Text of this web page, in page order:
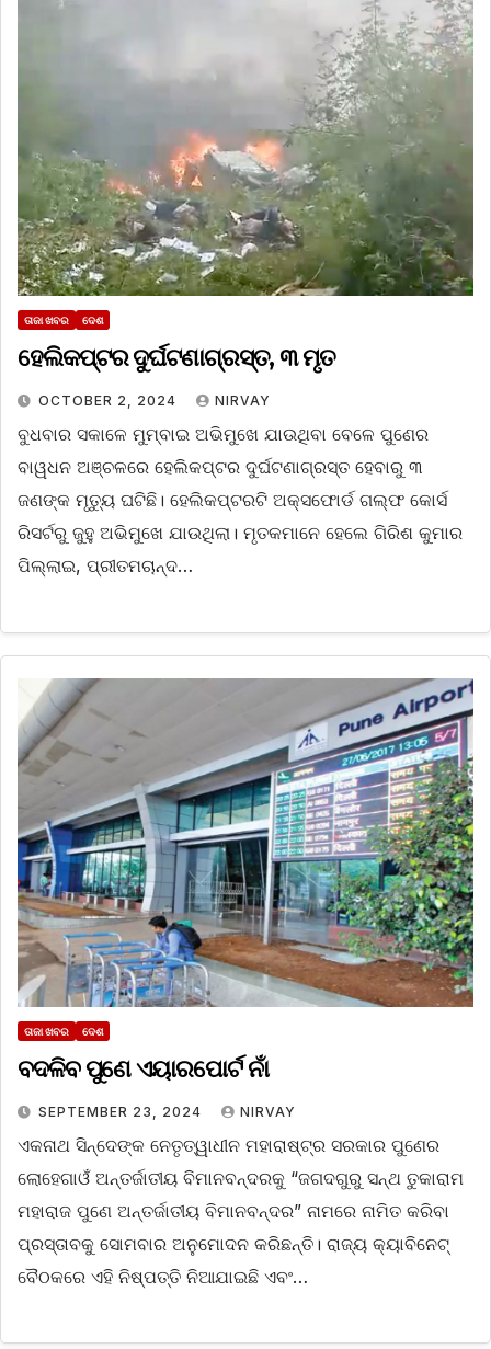
ତାଜା ଖବର ଦେଶ
ହେଲିକପ୍ଟର ଦୁର୍ଘଟଣାଗ୍ରସ୍ତ, ୩ ମୃତ
OCTOBER 2, 2024 NIRVAY
ବୁଧବାର ସକାଳେ ମୁମ୍ବାଇ ଅଭିମୁଖେ ଯାଉଥିବା ବେଳେ ପୁଣେର
ବାୱଧନ ଅଞ୍ଚଳରେ ହେଲିକପ୍ଟର ଦୁର୍ଘଟଣାଗ୍ରସ୍ତ ହେବାରୁ ୩
ଜଣଙ୍କ ମୃତ୍ୟୁ ଘଟିଛି। ହେଲିକପ୍ଟରଟି ଅକ୍ସଫୋର୍ଡ ଗଲ୍ଫ କୋର୍ସ
ରିସର୍ଟରୁ ଜୁହୁ ଅଭିମୁଖେ ଯାଉଥିଲା। ମୃତକମାନେ ହେଲେ ଗିରିଶ କୁମାର
ପିଲ୍ଲାଇ, ପ୍ରୀତମଚାନ୍ଦ…
ତାଜା ଖବର ଦେଶ
ବଦଳିବ ପୁଣେ ଏୟାରପୋର୍ଟ ନାଁ
SEPTEMBER 23, 2024 NIRVAY
ଏକନାଥ ସିନ୍ଦେଙ୍କ ନେତୃତ୍ୱାଧୀନ ମହାରାଷ୍ଟ୍ର ସରକାର ପୁଣେର
ଲୋହେଗାଓଁ ଅନ୍ତର୍ଜାତୀୟ ବିମାନବନ୍ଦରକୁ “ଜଗଦଗୁରୁ ସନ୍ଥ ତୁକାରାମ
ମହାରାଜ ପୁଣେ ଅନ୍ତର୍ଜାତୀୟ ବିମାନବନ୍ଦର” ନାମରେ ନାମିତ କରିବା
ପ୍ରସ୍ତାବକୁ ସୋମବାର ଅନୁମୋଦନ କରିଛନ୍ତି। ରାଜ୍ୟ କ୍ୟାବିନେଟ୍
ବୈଠକରେ ଏହି ନିଷ୍ପତ୍ତି ନିଆଯାଇଛି ଏବଂ…